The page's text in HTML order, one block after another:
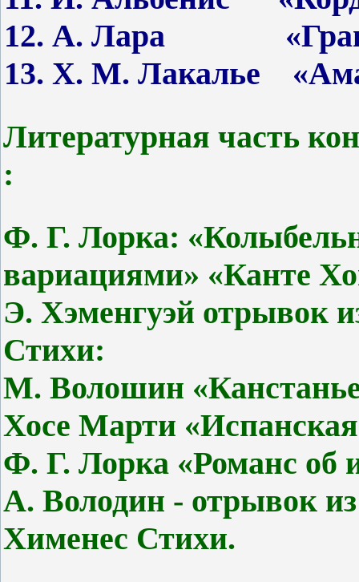
12. А. Лара
13. Х. М. Лакалье
Литературная часть
:
Ф. Г. Лорка:
вариациями» «Канте
Э. Хэменгуэй отрывок
Стихи:
М. Волошин
Хосе Марти
Ф. Г. Лорка «Романс об
А. Володин - отрывок
Хименес Стихи.